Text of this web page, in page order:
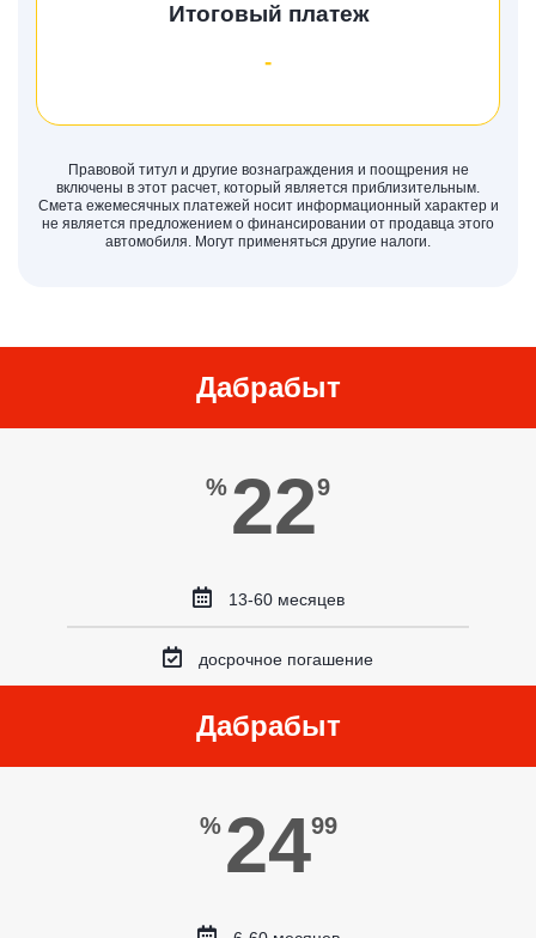
Итоговый платеж
-
Правовой титул и другие вознаграждения и поощрения не
включены в этот расчет, который является приблизительным.
Смета ежемесячных платежей носит информационный характер и
не является предложением о финансировании от продавца этого
автомобиля. Могут применяться другие налоги.
Дабрабыт
% 229
13-60 месяцев
досрочное погашение
Дабрабыт
% 2499